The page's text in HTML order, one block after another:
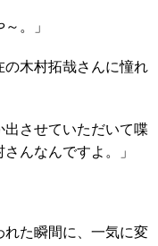
。」
木村拓哉さんに憧れ
させていただいて喋
んなんですよ。」
た瞬間に、一気に変